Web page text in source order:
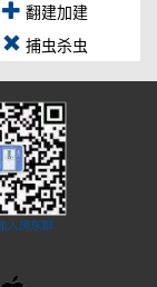
翻建加建
捕虫杀虫